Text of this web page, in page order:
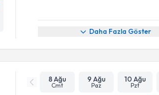
Daha Fazla Göster
8 Ağu
Cmt
9 Ağu
Paz
10 Ağu
Pzt